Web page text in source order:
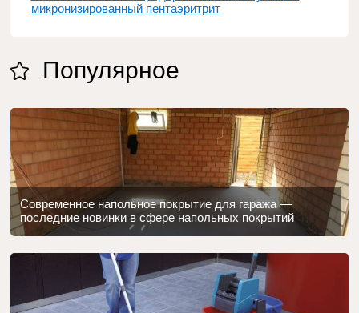
микронизированный пентаэритрит
Популярное
Современное напольное покрытие для гаража —
последние новинки в сфере напольных покрытий